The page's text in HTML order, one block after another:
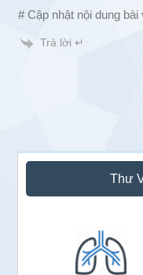
# Cập nhật nội dung bài
Trả lời ↵
Sidebar
chính
Thư